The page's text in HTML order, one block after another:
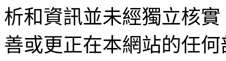
析和資訊並未經獨立核
善或更正在本網站的任